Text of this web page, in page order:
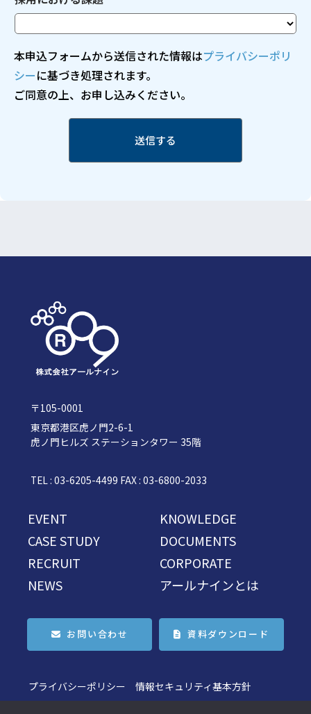
〒105-0001
東京都港区虎ノ門2-6-1
虎ノ門ヒルズ ステーションタワー 35階
TEL : 03-6205-4499 FAX : 03-6800-2033
EVENT
KNOWLEDGE
CASE STUDY
DOCUMENTS
RECRUIT
CORPORATE
NEWS
アールナインとは
お問い合わせ 資料ダウンロード
プライバシーポリシー 情報セキュリティ基本方針